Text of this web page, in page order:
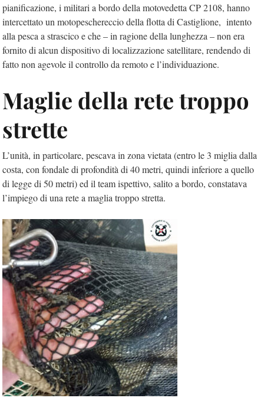
pianificazione, i militari a bordo della motovedetta CP 2108, hanno
intercettato un motopeschereccio della flotta di Castiglione, intento
alla pesca a strascico e che – in ragione della lunghezza – non era
fornito di alcun dispositivo di localizzazione satellitare, rendendo di
fatto non agevole il controllo da remoto e l’individuazione.
Maglie della rete troppo
strette
L’unità, in particolare, pescava in zona vietata (entro le 3 miglia dalla
costa, con fondale di profondità di 40 metri, quindi inferiore a quello
di legge di 50 metri) ed il team ispettivo, salito a bordo, constatava
l’impiego di una rete a maglia troppo stretta.